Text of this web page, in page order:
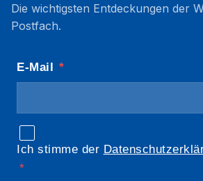
Die wichtigsten Entdeckungen der
Postfach.